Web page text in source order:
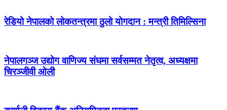
रेडियो नेपालको लोकतन्त्रमा ठुलो योगदान : मन्त्री तिमिल्सिना
नेपालगञ्ज उद्योग वाणिज्य संघमा सर्वसम्मत नेतृत्व, अध्यक्षमा
चिरञ्जीवी ओली